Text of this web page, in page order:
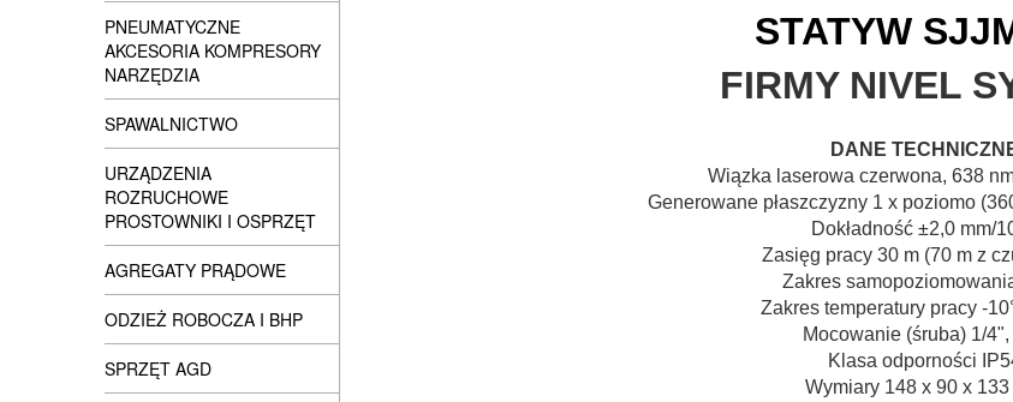
PNEUMATYCZNE
AKCESORIA KOMPRESORY
NARZĘDZIA
SPAWALNICTWO
URZĄDZENIA
ROZRUCHOWE
PROSTOWNIKI I OSPRZĘT
AGREGATY PRĄDOWE
ODZIEŻ ROBOCZA I BHP
SPRZĘT AGD
STATYW
FIRMY NIVEL
DANE
Wiązka laserowa czerwona, 638
Generowane płaszczyzny 1 x poziomo
Dokładność ±2,0 mm/
Zasięg pracy 30 m (70 m z
Zakres
Zakres temperatury pracy -
Mocowanie (śruba) 1/
Klasa odporności
Wymiary 148 x 90 x 133